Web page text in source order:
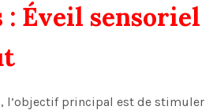
: Éveil sensoriel
l’objectif principal est de stimuler